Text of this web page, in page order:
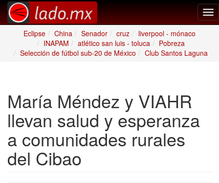
Eclipse
China Senador cruz
liverpool - mónaco
INAPAM
atlético san luis - toluca
Pobreza
Selección de fútbol sub-20 de México
Club Santos Laguna
María Méndez y VIAHR
llevan salud y esperanza
a comunidades rurales
del Cibao